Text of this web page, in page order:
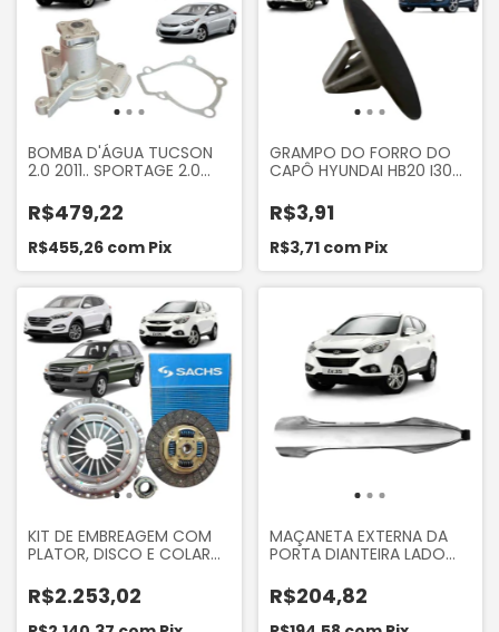
BOMBA D'ÁGUA TUCSON
2.0 2011.. SPORTAGE 2.0
CERATO 2.0 2011.. ELANTRA
1.8 2011.. CRETA 2.0 16V
2017.. OPTIMA 2.0 16V
2015.. CARENS 2.0 16V 2013..
TAKAO BDHY18
R$479,22
R$455,26 com Pix
GRAMPO DO FORRO DO
CAPÔ HYUNDAI HB20 I30
SPORTAGE
R$3,91
R$3,71 com Pix
KIT DE EMBREAGEM COM
PLATOR, DISCO E COLAR
2005 A 2015 IX35 2.0 16V
2010... KIA SPORTAGE 2.0
16V 2005 A 2012 ORIGINAL
R$2.253,02
MAÇANETA EXTERNA DA
PORTA DIANTEIRA LADO
HYUNDAI IX35 2010 EM
DIANTE
R$204,82